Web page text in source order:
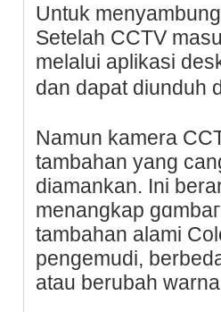
Untuk
Ѕetelah CCTV
melalui aplikasi
dan dapat diunduh
Namun kamera
tambahan yang
diamankan. Ini
menangkap
tambahan alami
pengemudi,
atau berubah